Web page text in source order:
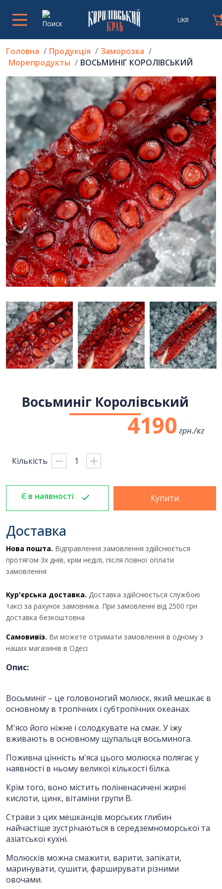
UKR
Головна Продукція
Заморозка
Морепродукты
ВОСЬМИНІГ КОРОЛІВСЬКИЙ
Восьминіг Королівський
4190 грн./кг
Кількість
Є в наявності Купити
Доставка
Нова пошта. Відправлення замовлення здійснюється
протягом 3х днів, крім неділі, після повної оплати
замовлення
Кур'єрська доставка. Доставка здійснюється службою
таксі за рахунок замовника. При замовленні від 2500 грн
доставка безкоштовна
Самовивіз. Ви можете отримати замовлення в одному з
наших магазинів в Одесі
Опис:
Восьминіг – це головоногий молюск, який мешкає в
основному в тропічних і субтропічних океанах.
М'ясо його ніжне і солодкувате на смак. У їжу
вживають в основному щупальця восьминога.
Поживна цінність м'яса цього молюска полягає у
наявності в ньому великої кількості білка.
Крім того, воно містить поліненасичені жирні
кислоти, цинк, вітаміни групи В.
Страви з цих мешканців морських глибин
найчастіше зустрічаються в середземноморської та
азіатської кухні.
Молюсків можна смажити, варити, запікати,
маринувати, сушити, фарширувати різними
овочами.
Отримати комерційну
ПІБ *:
Ім'я повинно бути від 3 до 25
символів!
Номер телефону*:
Повідомлення*: